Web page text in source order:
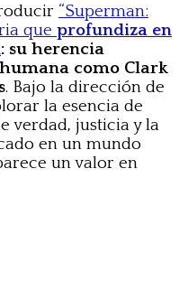
“Superman:
que profundiza en
: su herencia
como Clark
. Bajo la dirección de
la esencia de
verdad, justicia y la
en un mundo
un valor en